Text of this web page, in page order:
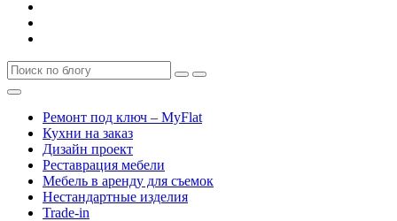
Ремонт под ключ – MyFlat
Кухни на заказ
Дизайн проект
Реставрация мебели
Мебель в аренду для съемок
Нестандартные изделия
Trade-in